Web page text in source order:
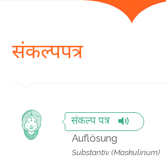
संकल्पपत्र
संकल्प पत्र
Auflösung
Substantiv (Maskulinum)